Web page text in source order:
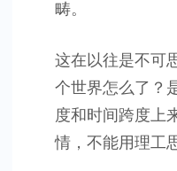
畴。
这在以往是不可
个世界怎么了？
度和时间跨度上
情，不能用理工